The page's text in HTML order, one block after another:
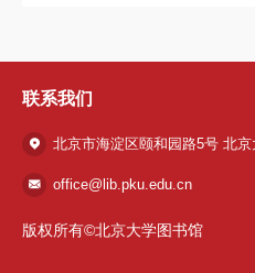
联系我们
北京市海淀区颐和园路5号 北
office@lib.pku.edu.cn
版权所有©北京大学图书馆